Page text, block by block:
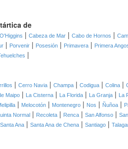
de
| Cabeza de Mar | Cabo de Hornos |
| Porvenir | Posesión | Primavera | Primera
|
| Cerro Navia | Champa | Codigua | Colina |
Maipo | La Cisterna | La Florida | La Granja | La
| Melocotón | Montenegro | Nos | Ñuñoa |
Normal | Recoleta | Renca | San Alfonso |
Santa Ana | Santa Ana de Chena | Santiago |